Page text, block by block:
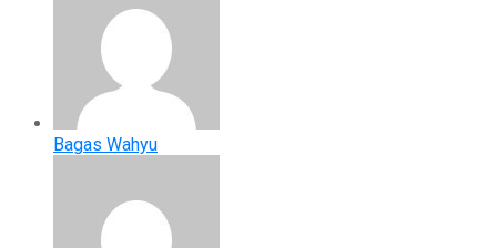
Bagas Wahyu